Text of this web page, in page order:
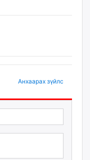
Анхаарах зүйлс